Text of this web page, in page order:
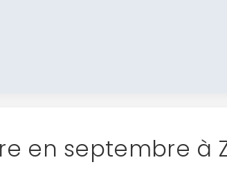
en septembre à